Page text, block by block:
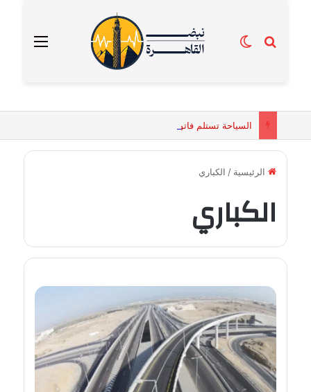
القائمة بحث عنالوضع المظلم
الرئيسية / الكباري
الكباري